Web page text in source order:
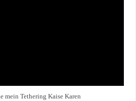
mein Tethering Kaise Karen